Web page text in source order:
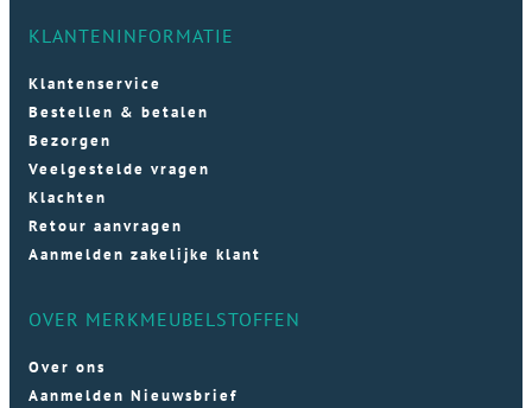
KLANTENINFORMATIE
Klantenservice
Bestellen & betalen
Bezorgen
Veelgestelde vragen
Klachten
Retour aanvragen
Aanmelden zakelijke klant
OVER MERKMEUBELSTOFFEN
Over ons
Aanmelden Nieuwsbrief